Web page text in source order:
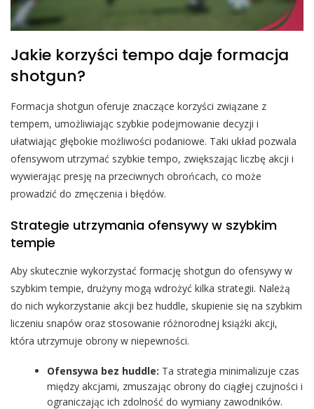
Jakie korzyści tempo daje formacja
shotgun?
Formacja shotgun oferuje znaczące korzyści związane z
tempem, umożliwiając szybkie podejmowanie decyzji i
ułatwiając głębokie możliwości podaniowe. Taki układ pozwala
ofensywom utrzymać szybkie tempo, zwiększając liczbę akcji i
wywierając presję na przeciwnych obrońcach, co może
prowadzić do zmęczenia i błędów.
Strategie utrzymania ofensywy w szybkim
tempie
Aby skutecznie wykorzystać formację shotgun do ofensywy w
szybkim tempie, drużyny mogą wdrożyć kilka strategii. Należą
do nich wykorzystanie akcji bez huddle, skupienie się na szybkim
liczeniu snapów oraz stosowanie różnorodnej książki akcji,
która utrzymuje obrony w niepewności.
Ofensywa bez huddle: Ta strategia minimalizuje czas
między akcjami, zmuszając obrony do ciągłej czujności i
ograniczając ich zdolność do wymiany zawodników.